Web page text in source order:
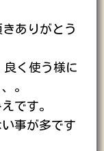
ありがとう
良く使う様に
。
です。
事が多です